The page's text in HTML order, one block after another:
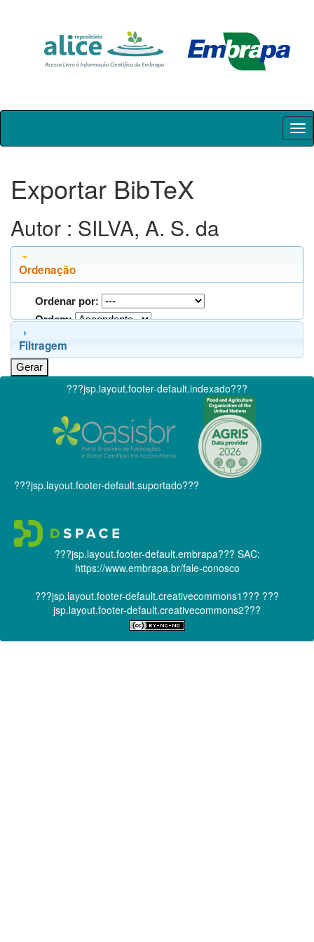
Skip
Exportar BibTeX
Autor : SILVA, A. S. da
Ordenação
Ordenar por:
Ordem:
Filtragem
???jsp.layout.footer-default.indexado???
???jsp.layout.footer-default.suportado???
???jsp.layout.footer-default.embrapa??? SAC:
https://www.embrapa.br/fale-conosco
???jsp.layout.footer-default.creativecommons1??? ???
jsp.layout.footer-default.creativecommons2???